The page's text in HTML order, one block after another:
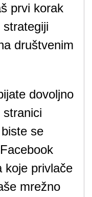
prvi korak
društvenim
dovoljno
stranici
se
koje privlače
mrežno